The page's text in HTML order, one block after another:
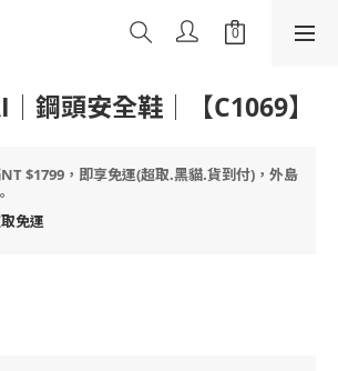
鋼頭安全鞋│【C1069】
$1799，即享免運(超取.黑貓.貨到付)，外島
免運